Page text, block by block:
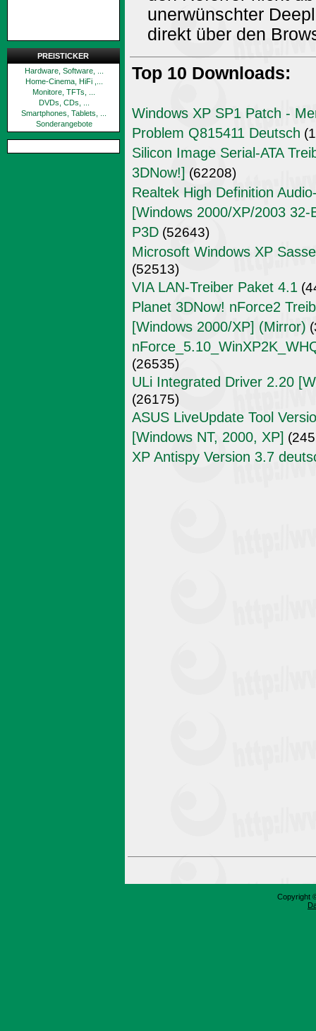
PREISTICKER
Hardware, Software, ...
Home-Cinema, HiFi ,...
Monitore, TFTs, ...
DVDs, CDs, ...
Smartphones, Tablets, ...
Sonderangebote
unerwünschter
direkt über den
Top 10 Downloads:
Windows XP SP1 Patch -
Problem Q815411 Deutsch
Silicon Image Serial-ATA
3DNow!] (62208)
Realtek High Definition
[Windows 2000/XP/2003
P3D (52643)
Microsoft Windows XP
(52513)
VIA LAN-Treiber Paket 4.1
Planet 3DNow! nForce2
[Windows 2000/XP] (Mirror)
(26535)
ULi Integrated Driver 2.20
(26175)
ASUS LiveUpdate Tool
[Windows NT, 2000, XP]
XP Antispy Version 3.7
Copyright